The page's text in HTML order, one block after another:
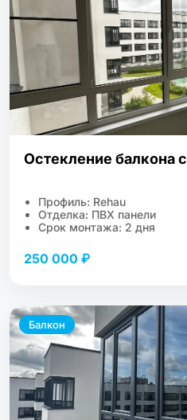
Остекление балкона
Профиль: Rehau
Отделка: ПВХ панели
Срок монтажа: 2 дня
250 000 ₽
Балкон